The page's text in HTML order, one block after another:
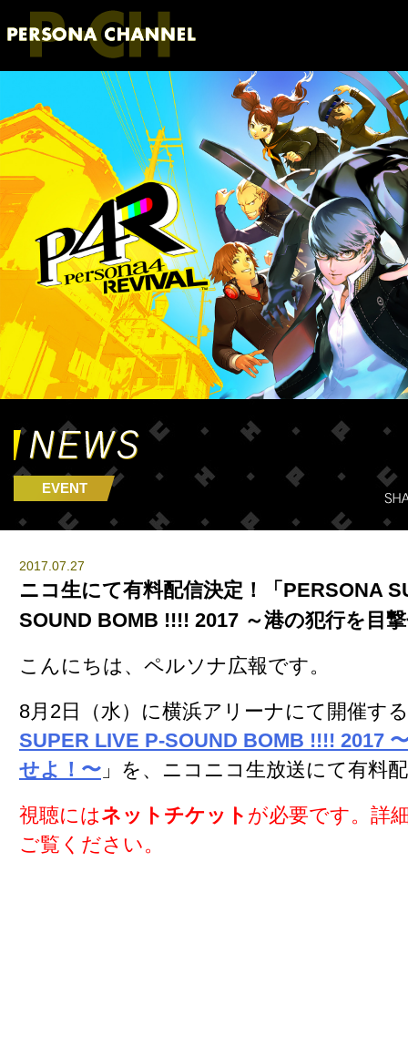
EVENT
2017.07.27
ニコ生にて有料配信決定！「PERSONA
SOUND BOMB !!!! 2017 ～港の犯行を目
こんにちは、ペルソナ広報です。
8月2日（水）に横浜アリーナにて開催す
SUPER LIVE P-SOUND BOMB !!!! 2017
せよ！〜 」を、ニコニコ生放送にて有料
視聴にはネットチケット が必要です。詳
ご覧ください。